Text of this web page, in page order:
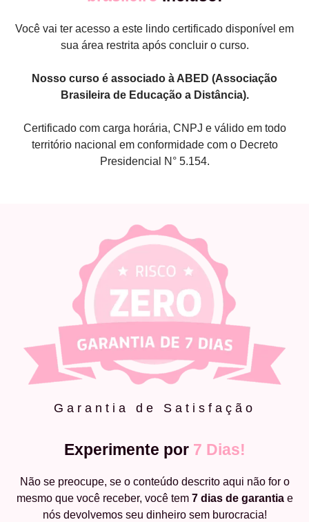
Você vai ter acesso a este lindo certificado disponível em
sua área restrita após concluir o curso.
Nosso curso é associado à ABED (Associação
Brasileira de Educação a Distância).
Certificado com carga horária, CNPJ e válido em todo
território nacional em conformidade com o Decreto
Presidencial N° 5.154.
Garantia de Satisfação
Experimente por 7 Dias!
Não se preocupe, se o conteúdo descrito aqui não for o
mesmo que você receber, você tem 7 dias de garantiae
nós devolvemos seu dinheiro sem burocracia!